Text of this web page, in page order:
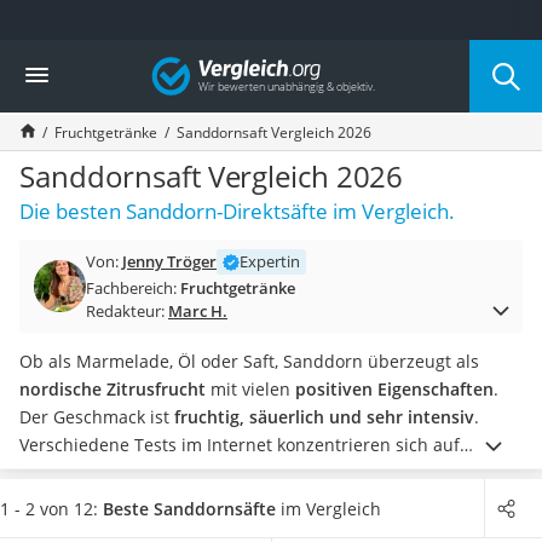
Die beliebtesten Vergleiche nach Kategorie
Lebensmittel
Schwarzkümmelöl
Knäckebrot
Schwarzkümmelöl-Kapseln
Manukahonig
Eiklar
Balsamico-Essig
Schwarzkümmelöl bio
Honig
Gemüsebrühe
Eiskaffee-Pulver
Irischer Whiskey
Grapefruitkernextrakt
Matcha-Set
Vergleich
Fruchtgetränke Sanddornsaft Vergleich 2026
Sanddornsaft Vergleich 2026
Die besten Sanddorn-Direktsäfte im Vergleich.
Von: Jenny Tröger
Expertin
Fachbereich: Fruchtgetränke
Redakteur: Marc H.
Ob als Marmelade, Öl oder Saft, Sanddorn überzeugt als
nordische Zitrusfrucht mit vielen positiven Eigenschaften.
Der Geschmack ist fruchtig, säuerlich und sehr intensiv.
Verschiedene Tests im Internet konzentrieren sich auf
Sanddornsaft, derohne künstliche Aromensowieohne
Konservierungsstoffeauskommt. Finden Sie in unserer
1 - 2 von 12: Beste Sanddornsäfte im Vergleich